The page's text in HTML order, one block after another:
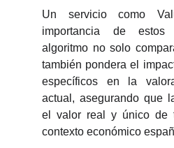
Un servicio como
importancia de estos
algoritmo no solo
también pondera el
específicos en la
actual, asegurando que
el valor real y único de
contexto económico